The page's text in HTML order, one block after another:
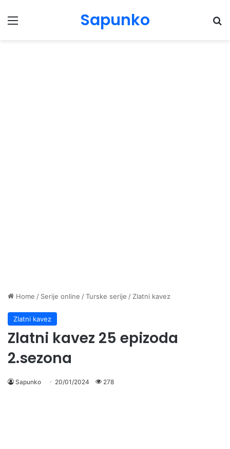
Menu Sapunko
Home / Serije online /Turske serije / Zlatni kavez
Zlatni kavez
Zlatni kavez 25 epizoda
2.sezona
Sapunko 20/01/2024 278